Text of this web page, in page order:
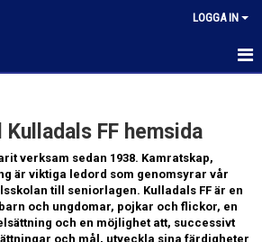
LOGGA IN
FF hemsida
verksam sedan 1938. Kamratskap,
är viktiga ledord som genomsyrar vår
till seniorlagen. Kulladals FF är en
och ungdomar, pojkar och flickor, en
och en möjlighet att, successivt
och mål, utveckla sina färdigheter